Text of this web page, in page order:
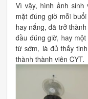
Vì vậy, hình ảnh sinh
mặt đúng giờ mỗi
hay nắng, đã trở
đầu đúng giờ, hay
từ sớm, là đủ thấy
thành thành viên CYT.